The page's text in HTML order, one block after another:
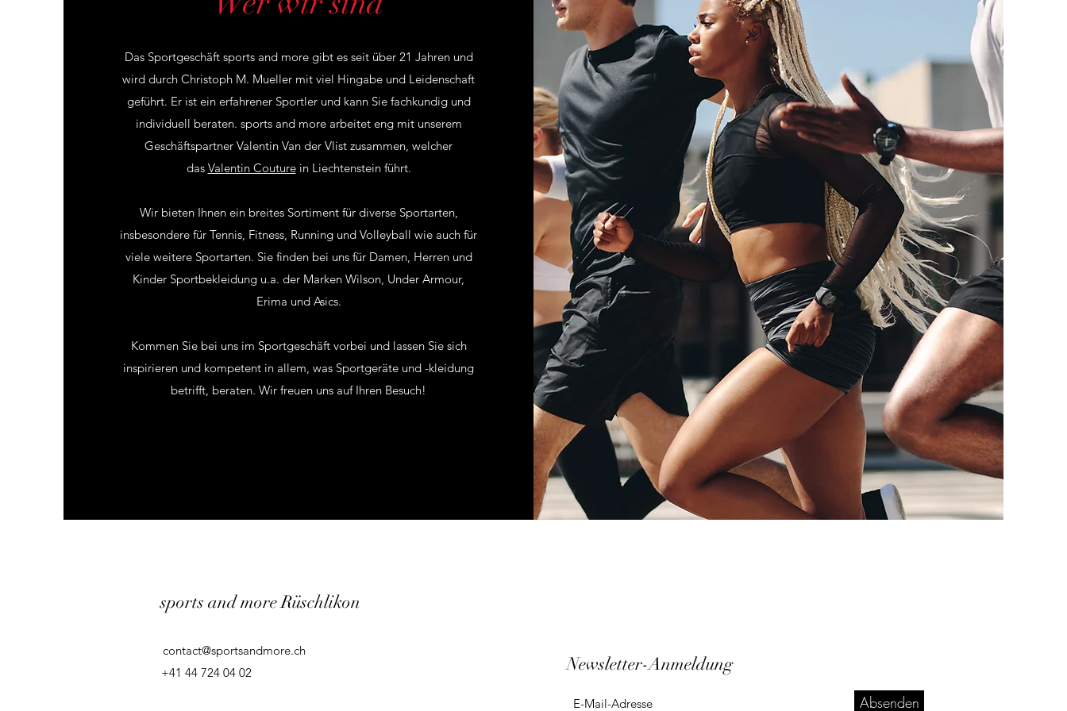
Das Sportgeschäft sports and more gibt es seit über 21 Jahren und
wird durch Christoph M. Mueller mit viel Hingabe und Leidenschaft
geführt. Er ist ein erfahrener Sportler und kann Sie fachkundig und
individuell beraten. sports and more arbeitet eng mit unserem
Geschäftspartner Valentin Van der Vlist zusammen, welcher
das Valentin Couturein Liechtenstein führt.
Wir bieten Ihnen ein breites Sortiment für diverse Sportarten,
insbesondere für Tennis, Fitness, Running und Volleyball wie auch für
viele weitere Sportarten. Sie finden bei uns für Damen, Herren und
Kinder Sportbekleidung u.a. der Marken Wilson, Under Armour,
Erima und Asics.
Kommen Sie bei uns im Sportgeschäft vorbei und lassen Sie sich
inspirieren und kompetent in allem, was Sportgeräte und -kleidung
betrifft, beraten. Wir freuen uns auf Ihren Besuch!
sports and more Rüschlikon
contact@sportsandmore.ch
+41 44 724 04 02
Newsletter-Anmeldung
Absenden